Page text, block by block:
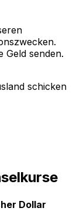
Geld senden.
schicken
Dollar